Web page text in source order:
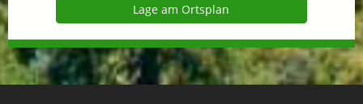
Lage am Ortsplan